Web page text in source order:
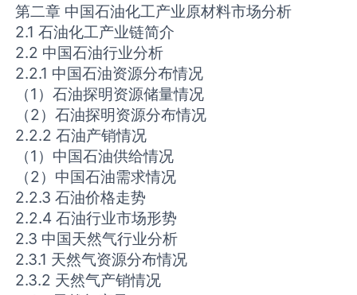
第二章 中国石油化工产业原材料市场分析
2.1 石油化工产业链简介
2.2 中国石油行业分析
2.2.1 中国石油资源分布情况
（1）石油探明资源储量情况
（2）石油探明资源分布情况
2.2.2 石油产销情况
（1）中国石油供给情况
（2）中国石油需求情况
2.2.3 石油价格走势
2.2.4 石油行业市场形势
2.3 中国天然气行业分析
2.3.1 天然气资源分布情况
2.3.2 天然气产销情况